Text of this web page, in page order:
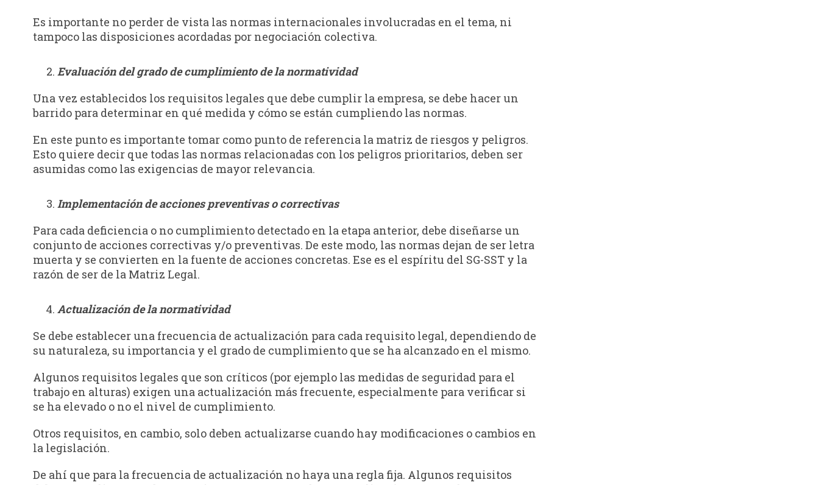
Es importante no perder de vista las normas internacionales involucradas en el tema, ni
tampoco las disposiciones acordadas por negociación colectiva.
Evaluación del grado de cumplimiento de la normatividad
Una vez establecidos los requisitos legales que debe cumplir la empresa, se debe hacer un
barrido para determinar en qué medida y cómo se están cumpliendo las normas.
En este punto es importante tomar como punto de referencia la matriz de riesgos y peligros.
Esto quiere decir que todas las normas relacionadas con los peligros prioritarios, deben ser
asumidas como las exigencias de mayor relevancia.
Implementación de acciones preventivas o correctivas
Para cada deficiencia o no cumplimiento detectado en la etapa anterior, debe diseñarse un
conjunto de acciones correctivas y/o preventivas. De este modo, las normas dejan de ser letra
muerta y se convierten en la fuente de acciones concretas. Ese es el espíritu del SG-SST y la
razón de ser de la Matriz Legal.
Actualización de la normatividad
Se debe establecer una frecuencia de actualización para cada requisito legal, dependiendo de
su naturaleza, su importancia y el grado de cumplimiento que se ha alcanzado en el mismo.
Algunos requisitos legales que son críticos (por ejemplo las medidas de seguridad para el
trabajo en alturas) exigen una actualización más frecuente, especialmente para verificar si
se ha elevado o no el nivel de cumplimiento.
Otros requisitos, en cambio, solo deben actualizarse cuando hay modificaciones o cambios en
la legislación.
De ahí que para la frecuencia de actualización no haya una regla fija. Algunos requisitos